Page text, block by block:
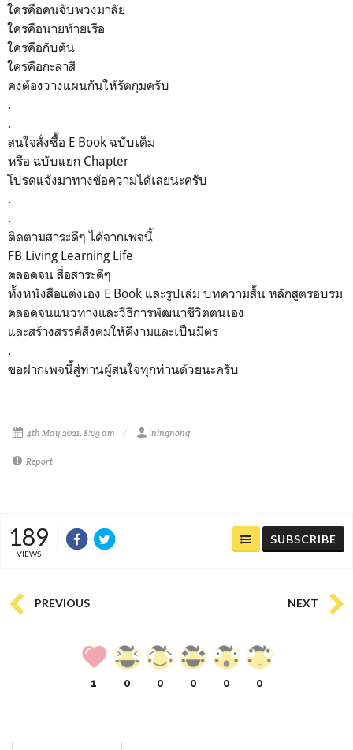
ใครคือคนจับพวงมาลัย
ใครคือนายท้ายเรือ
ใครคือกับตัน
ใครคือกะลาสี
คงต้องวางแผนกันให้รัดกุมครับ
.
.
สนใจสั่งซื้อ E Book ฉบับเต็ม
หรือ ฉบับแยก Chapter
โปรดแจ้งมาทางข้อความได้เลยนะครับ
.
.
ติดตามสาระดีๆ​ ได้จากเพจนี้​
FB Living Learning Life
ตลอดจน​ สื่อสาระดีๆ​
ทั้งหนังสือ​แต่งเอง​ E​ Book​ และรูปเล่ม บทความสั้น​ หลักสูตรอบรม
ตลอดจนแนวทางและวิธีการพัฒนาชีวิตตนเอง
และสร้างสรรค์สังคมให้ดีงามและเป็นมิตร​
.
ขอฝากเพจนี้สู่ท่านผู้สนใจทุกท่านด้วยนะครับ
4th May 2021, 8:09 am ningnong
Report
189
VIEWS
SUBSCRIBE
PREVIOUS NEXT
1 0 0 0 0 0